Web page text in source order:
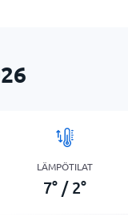
LÄMPÖTILAT
7° / 2°